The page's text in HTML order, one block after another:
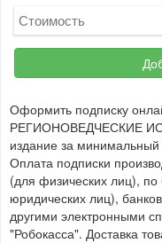
Стоимость
Оформить подписку
РЕГИОНОВЕДЧЕСКИЕ
издание за
Оплата подписки
(для физических лиц),
юридических лиц),
другими электронными
"Робокасса". Доставка